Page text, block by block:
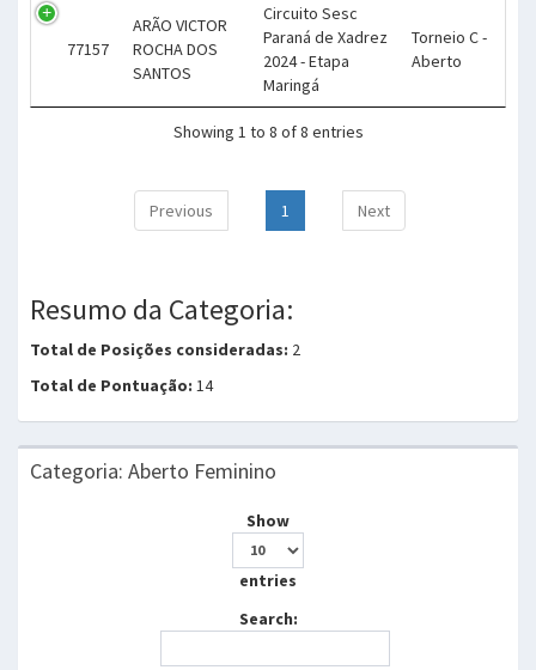
77157
ARÃO VICTOR
ROCHA DOS
SANTOS
Circuito Sesc
Paraná de Xadrez
2024 - Etapa
Maringá
Torneio C -
Aberto
Showing 1 to 8 of 8 entries
Previous 1 Next
Resumo da Categoria:
Total de Posições consideradas: 2
Total de Pontuação: 14
Categoria: Aberto Feminino
Show
entries
Search: